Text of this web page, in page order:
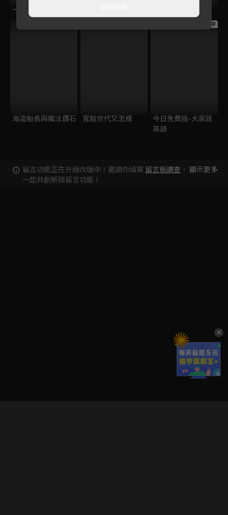
一半天堂
海盜船長與魔法鑽石 寬鬆世代又怎樣
跟播中
今日免費版-大家說
英語
留言功能正在升級改版中！邀請你填寫 留言板調查 ，
一起共創新版留言功能！
顯示更多